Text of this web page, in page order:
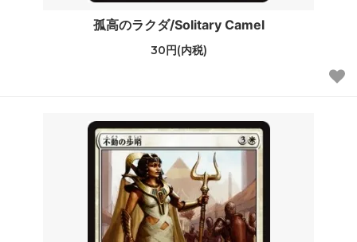
孤高のラクダ/Solitary Camel
30円(内税)